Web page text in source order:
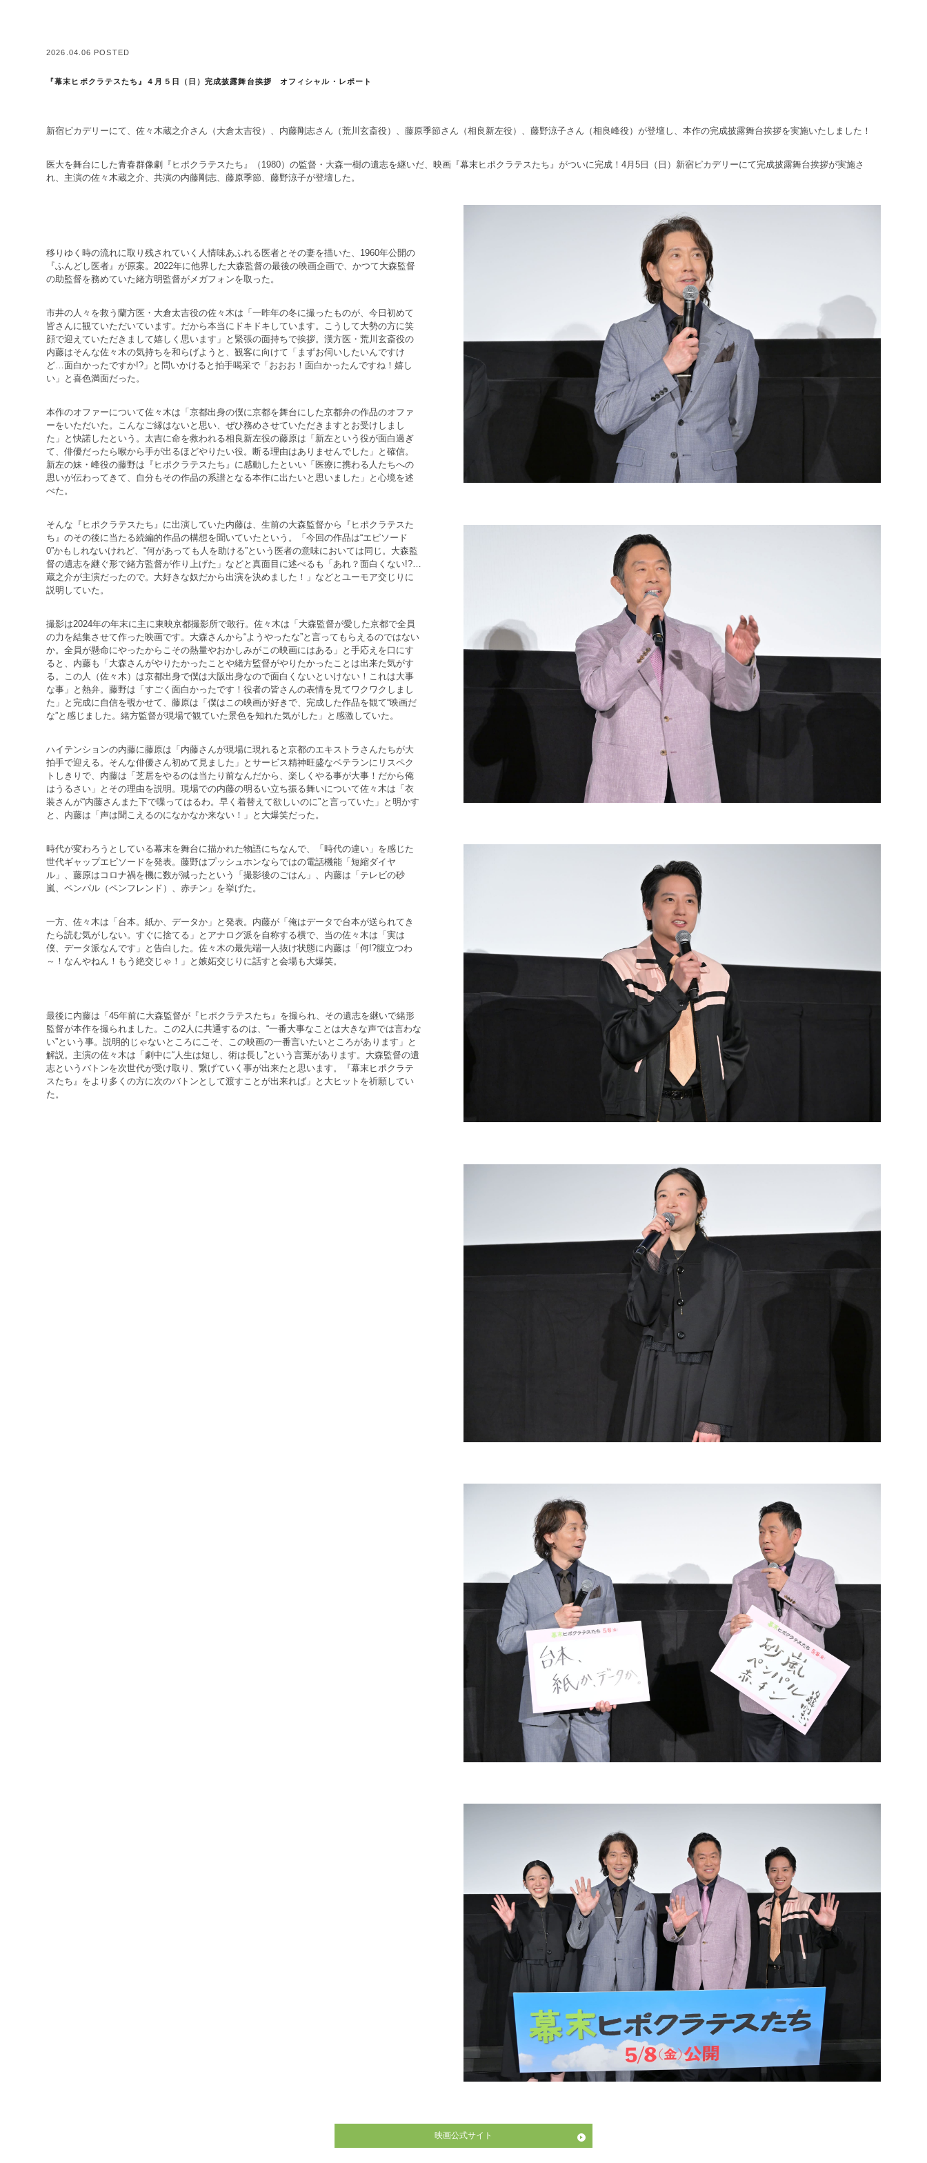
2026.04.06 POSTED
『幕末ヒポクラテスたち』４月５日（日）完成披露舞台挨拶 オフィシャル・レポート
新宿ピカデリーにて、佐々木蔵之介さん（大倉太吉役）、内藤剛志さん（荒川玄斎役）、藤原季節さん（相良新左役）、藤野涼子さん（相良峰役）が登壇し、本作の完成披露舞台挨拶を実施いたしました！
医大を舞台にした青春群像劇『ヒポクラテスたち』（1980）の監督・大森一樹の遺志を継いだ、映画『幕末ヒポクラテスたち』がついに完成！4月5日（日）新宿ピカデリーにて完成披露舞台挨拶が実施さ
れ、主演の佐々木蔵之介、共演の内藤剛志、藤原季節、藤野涼子が登壇した。
移りゆく時の流れに取り残されていく人情味あふれる医者とその妻を描いた、1960年公開の
『ふんどし医者』が原案。2022年に他界した大森監督の最後の映画企画で、かつて大森監督
の助監督を務めていた緒方明監督がメガフォンを取った。
市井の人々を救う蘭方医・大倉太吉役の佐々木は「一昨年の冬に撮ったものが、今日初めて
皆さんに観ていただいています。だから本当にドキドキしています。こうして大勢の方に笑
顔で迎えていただきまして嬉しく思います」と緊張の面持ちで挨拶。漢方医・荒川玄斎役の
内藤はそんな佐々木の気持ちを和らげようと、観客に向けて「まずお伺いしたいんですけ
ど…面白かったですか!?」と問いかけると拍手喝采で「おおお！面白かったんですね！嬉し
い」と喜色満面だった。
本作のオファーについて佐々木は「京都出身の僕に京都を舞台にした京都弁の作品のオファ
ーをいただいた。こんなご縁はないと思い、ぜひ務めさせていただきますとお受けしまし
た」と快諾したという。太吉に命を救われる相良新左役の藤原は「新左という役が面白過ぎ
て、俳優だったら喉から手が出るほどやりたい役。断る理由はありませんでした」と確信。
新左の妹・峰役の藤野は『ヒポクラテスたち』に感動したといい「医療に携わる人たちへの
思いが伝わってきて、自分もその作品の系譜となる本作に出たいと思いました」と心境を述
べた。
そんな『ヒポクラテスたち』に出演していた内藤は、生前の大森監督から『ヒポクラテスた
ち』のその後に当たる続編的作品の構想を聞いていたという。「今回の作品は“エピソード
0”かもしれないけれど、“何があっても人を助ける”という医者の意味においては同じ。大森監
督の遺志を継ぐ形で緒方監督が作り上げた」などと真面目に述べるも「あれ？面白くない!?…
蔵之介が主演だったので。大好きな奴だから出演を決めました！」などとユーモア交じりに
説明していた。
撮影は2024年の年末に主に東映京都撮影所で敢行。佐々木は「大森監督が愛した京都で全員
の力を結集させて作った映画です。大森さんから“ようやったな”と言ってもらえるのではない
か。全員が懸命にやったからこその熱量やおかしみがこの映画にはある」と手応えを口にす
ると、内藤も「大森さんがやりたかったことや緒方監督がやりたかったことは出来た気がす
る。この人（佐々木）は京都出身で僕は大阪出身なので面白くないといけない！これは大事
な事」と熱弁。藤野は「すごく面白かったです！役者の皆さんの表情を見てワクワクしまし
た」と完成に自信を覗かせて、藤原は「僕はこの映画が好きで、完成した作品を観て“映画だ
な”と感じました。緒方監督が現場で観ていた景色を知れた気がした」と感激していた。
ハイテンションの内藤に藤原は「内藤さんが現場に現れると京都のエキストラさんたちが大
拍手で迎える。そんな俳優さん初めて見ました」とサービス精神旺盛なベテランにリスペク
トしきりで、内藤は「芝居をやるのは当たり前なんだから、楽しくやる事が大事！だから俺
はうるさい」とその理由を説明。現場での内藤の明るい立ち振る舞いについて佐々木は「衣
装さんが“内藤さんまた下で喋ってはるわ。早く着替えて欲しいのに”と言っていた」と明かす
と、内藤は「声は聞こえるのになかなか来ない！」と大爆笑だった。
時代が変わろうとしている幕末を舞台に描かれた物語にちなんで、「時代の違い」を感じた
世代ギャップエピソードを発表。藤野はプッシュホンならではの電話機能「短縮ダイヤ
ル」、藤原はコロナ禍を機に数が減ったという「撮影後のごはん」、内藤は「テレビの砂
嵐、ペンパル（ペンフレンド）、赤チン」を挙げた。
一方、佐々木は「台本。紙か、データか」と発表。内藤が「俺はデータで台本が送られてき
たら読む気がしない。すぐに捨てる」とアナログ派を自称する横で、当の佐々木は「実は
僕、データ派なんです」と告白した。佐々木の最先端一人抜け状態に内藤は「何!?腹立つわ
～！なんやねん！もう絶交じゃ！」と嫉妬交じりに話すと会場も大爆笑。
最後に内藤は「45年前に大森監督が『ヒポクラテスたち』を撮られ、その遺志を継いで緒形
監督が本作を撮られました。この2人に共通するのは、“一番大事なことは大きな声では言わな
い”という事。説明的じゃないところにこそ、この映画の一番言いたいところがあります」と
解説。主演の佐々木は「劇中に“人生は短し、術は長し”という言葉があります。大森監督の遺
志というバトンを次世代が受け取り、繋げていく事が出来たと思います。『幕末ヒポクラテ
スたち』をより多くの方に次のバトンとして渡すことが出来れば」と大ヒットを祈願してい
た。
映画公式サイト